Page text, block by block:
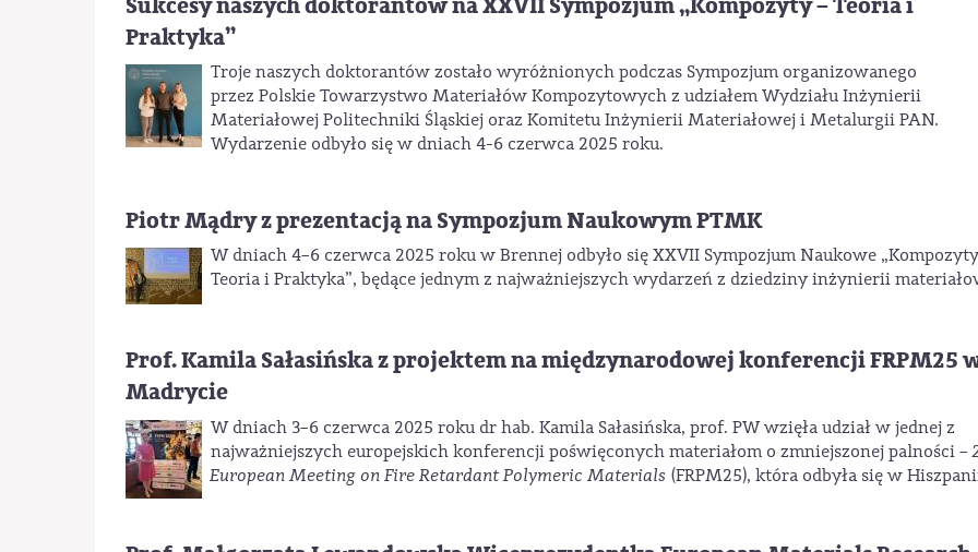
Praktyka”
Troje naszych doktorantów zostało wyróżnionych podczas Sympozjum organizowanego
przez Polskie Towarzystwo Materiałów Kompozytowych z udziałem Wydziału Inżynierii
Materiałowej Politechniki Śląskiej oraz Komitetu Inżynierii Materiałowej i Metalurgii PAN.
Wydarzenie odbyło się w dniach 4-6 czerwca 2025 roku.
Piotr Mądry z prezentacją na Sympozjum Naukowym PTMK
W dniach 4–6 czerwca 2025 roku w Brennej odbyło się XXVII Sympozjum Naukowe
Teoria i Praktyka”, będące jednym z najważniejszych wydarzeń z dziedziny inżynierii
Prof. Kamila Sałasińska z projektem na międzynarodowej konferencji FRPM25
Madrycie
W dniach 3–6 czerwca 2025 roku dr hab. Kamila Sałasińska, prof. PW wzięła udział w jednej z
najważniejszych europejskich konferencji poświęconych materiałom o zmniejszonej palności –
European Meeting on Fire Retardant Polymeric Materials (FRPM25), która odbyła się w